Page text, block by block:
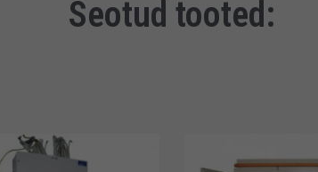
Seotud tooted: